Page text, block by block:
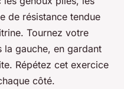
de résistance tendue
Tournez votre
gauche, en gardant
Répétez cet exercice
côté.